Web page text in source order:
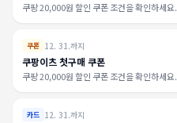
쿠팡 20,000원 할인 쿠폰 조건을 확인하세요.
쿠폰 12. 31.까지
쿠팡이츠 첫구매 쿠폰
쿠팡 20,000원 할인 쿠폰 조건을 확인하세요.
카드 12. 31.까지